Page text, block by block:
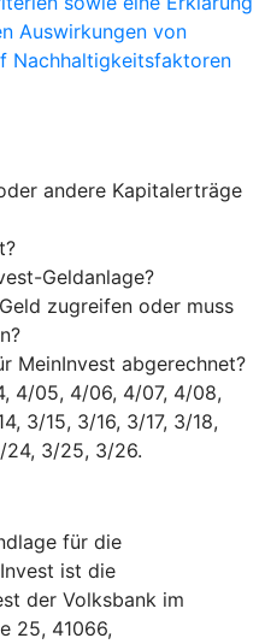
Auswirkungen von
Nachhaltigkeitsfaktoren
andere Kapitalerträge
Geldanlage?
zugreifen oder muss
MeinInvest abgerechnet?
4/05, 4/06, 4/07, 4/08,
3/15, 3/16, 3/17, 3/18,
3/25, 3/26.
für die
ist die
der Volksbank im
25, 41066,